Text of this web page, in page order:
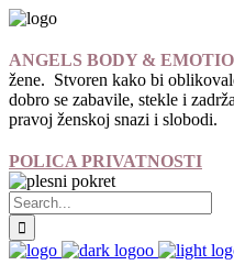
ANGELS BODY &
žene. Stvoren kako bi
dobro se zabavile, stekle i
pravoj ženskoj snazi i slobodi.
POLICA PRIVATNOSTI